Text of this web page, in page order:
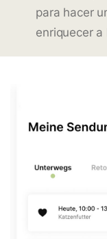
para hacer
enriquecer